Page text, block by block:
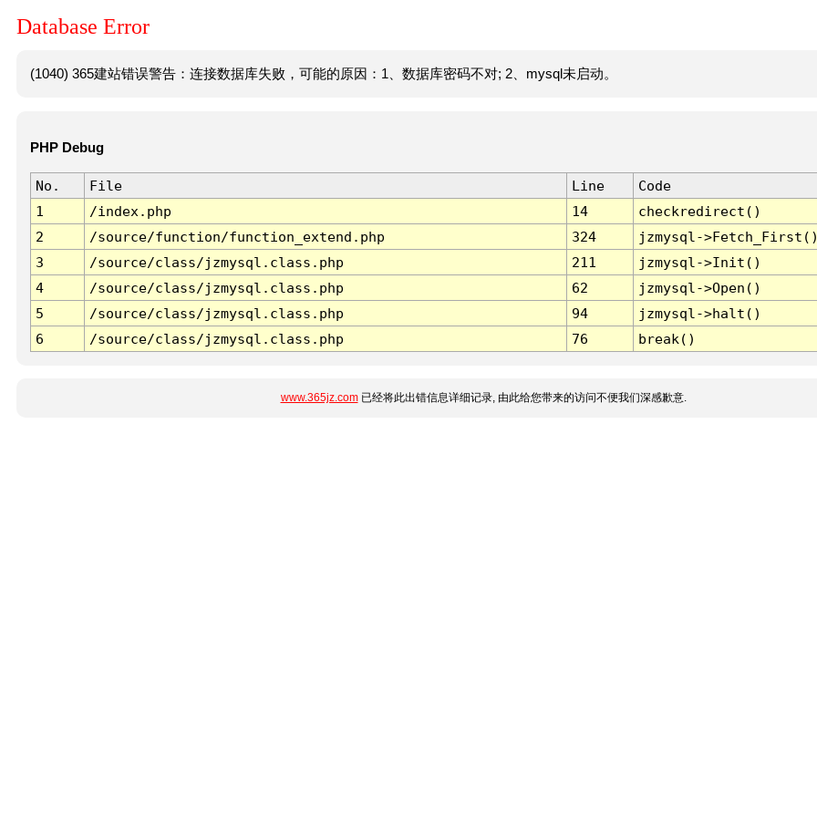
Database Error
(1040) 365建站错误警告：连接数据库失败，可能的原因：1、数据库密码不对; 2、mysql未启动。
PHP Debug
No. File Line
Code
1
/index.php 14
checkredirect()
2
/source/function/function_extend.php 324
jzmysql-
3
/source/class/jzmysql.class.php 211
jzmysql->Init()
4
/source/class/jzmysql.class.php 62
jzmysql->Open()
5
/source/class/jzmysql.class.php 94
jzmysql->halt()
6
/source/class/jzmysql.class.php 76 break()
www.365jz.com已经将此出错信息详细记录, 由此给您带来的访问不便我们深感歉意.